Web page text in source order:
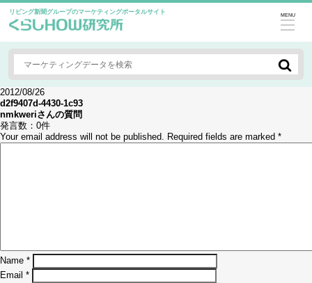
リビング新聞グループのマーケティングポータルサイト MENU
2012/08/26
d2f9407d-4430-1c93
nmkweriさんの質問
発言数： 0件
Your email address will not be published. Required fields are marked *
Name *
Email *